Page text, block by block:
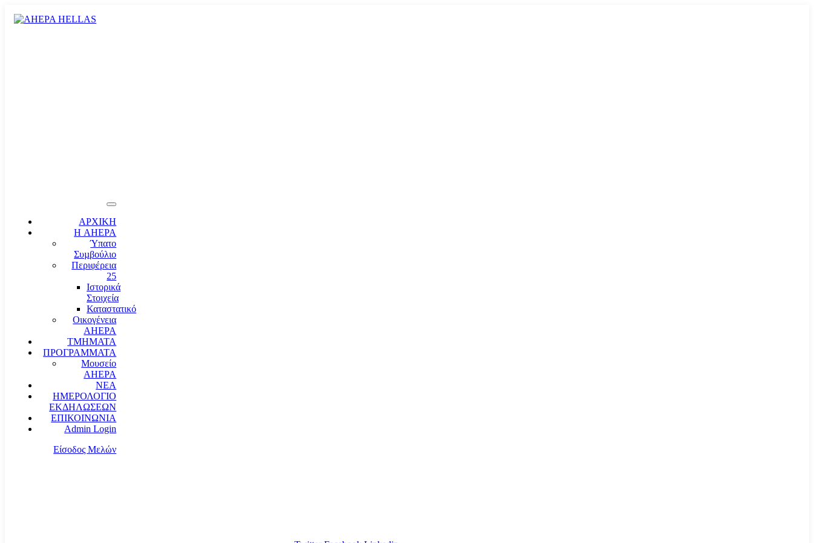
ΑΡΧΙΚΗ
Η AHEPA
Ύπατο
Συµβούλιο
Περιφέρεια
25
Ιστορικά
Στοιχεία
Καταστατικό
Οικογένεια
AHEPA
ΤΜΗΜΑΤΑ
ΠΡΟΓΡΑΜΜΑΤΑ
Μουσείο
AHEPA
ΝΕΑ
ΗΜΕΡΟΛΟΓΙΟ
ΕΚΔΗΛΩΣΕΩΝ
ΕΠΙΚΟΙΝΩΝΙΑ
Admin Login
Είσοδος Μελών